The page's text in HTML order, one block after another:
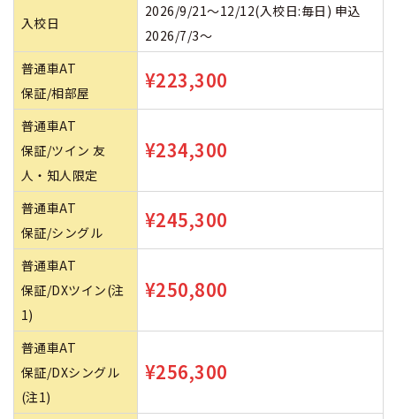
入校日
2026/9/21～12/12(入校日:毎日) 申込
2026/7/3～
普通車AT
保証/相部屋
¥223,300
普通車AT
保証/ツイン 友
人・知人限定
¥234,300
普通車AT
保証/シングル
¥245,300
普通車AT
保証/DXツイン(注
1)
¥250,800
普通車AT
保証/DXシングル
(注1)
¥256,300